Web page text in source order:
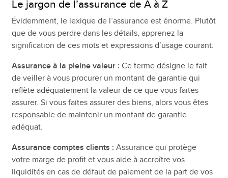
Le jargon de l’assurance de A à Z
Évidemment, le lexique de l’assurance est énorme. Plutôt
que de vous perdre dans les détails, apprenez la
signification de ces mots et expressions d’usage courant.
Assurance à la pleine valeur : Ce terme désigne le fait
de veiller à vous procurer un montant de garantie qui
reflète adéquatement la valeur de ce que vous faites
assurer. Si vous faites assurer des biens, alors vous êtes
responsable de maintenir un montant de garantie
adéquat.
Assurance comptes clients : Assurance qui protège
votre marge de profit et vous aide à accroître vos
liquidités en cas de défaut de paiement de la part de vos